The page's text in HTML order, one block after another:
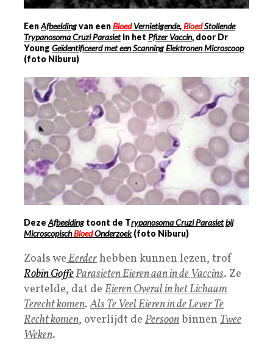
EenAfbeeldingvan eenBloedVernietigende,BloedStollende
Trypanosoma Cruzi Parasietin het Pfizer Vaccin, door Dr
Young Geïdentificeerd met een Scanning Elektronen Microscoop
(foto Niburu)
Deze Afbeeldingtoont de Trypanosoma Cruzi Parasietbij
MicroscopischBloedOnderzoek (foto Niburu)
Zoals weEerderhebben kunnen lezen, trof
Robin GoffeParasieten Eieren aan in de Vaccins. Ze
vertelde, dat de Eieren Overal in het Lichaam
Terecht komen.Als Te Veel Eieren in de Lever Te
Recht komen, overlijdt de Persoonbinnen Twee
Weken.